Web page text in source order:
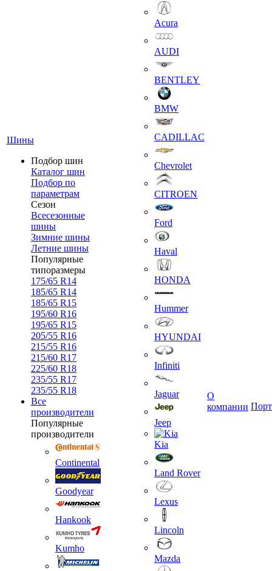
Шины
Подбор шин
Каталог шин
Подбор по
параметрам
Сезон
Всесезонные
шины
Зимние шины
Летние шины
Популярные
типоразмеры
175/65 R14
185/65 R14
185/65 R15
195/60 R16
195/65 R15
205/55 R16
215/55 R16
215/60 R17
225/60 R18
235/55 R17
235/55 R18
Все
производители
Популярные
производители
Continental
Goodyear
Hankook
Kumho
Acura
AUDI
BENTLEY
BMW
CADILLAC
Chevrolet
CITROEN
Ford
Haval
HONDA
Hummer
HYUNDAI
Infiniti
Jaguar
Jeep
Kia
Land Rover
Lexus
Lincoln
Mazda
О
компании